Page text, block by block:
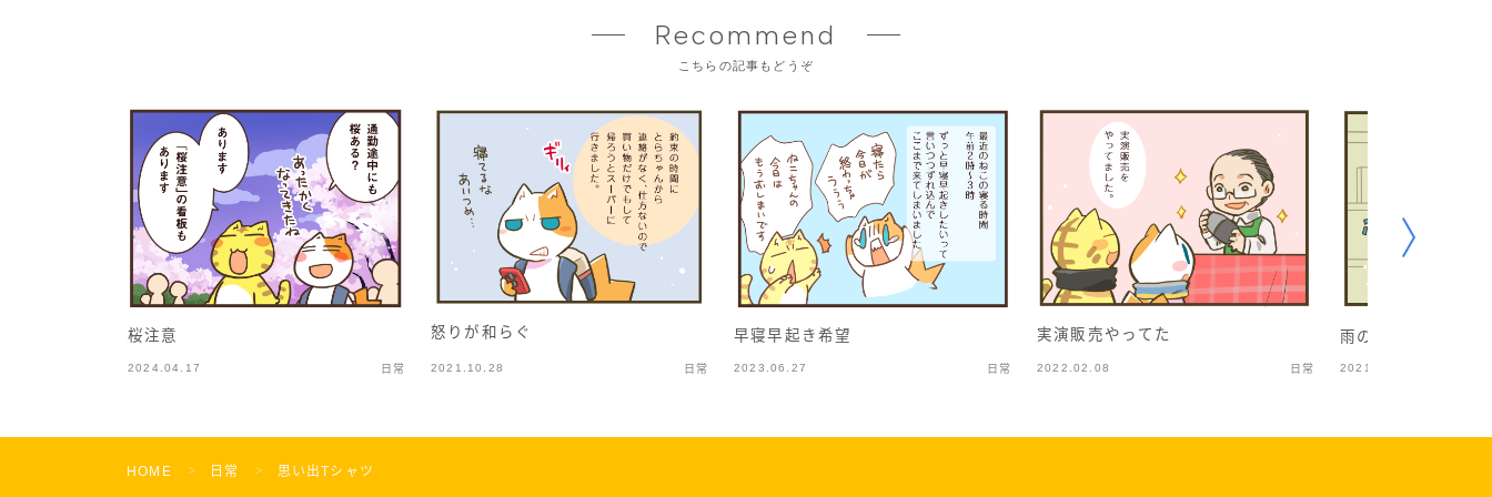
Recommend
こちらの記事もどうぞ
桜注意
2024.04.17 日常
怒りが和らぐ
2021.10.28 日常
早寝早起き希望
2023.06.27 日常
実演販売やってた
2022.02.08 日常
雨の季節
2021.07.05
HOME ＞ 日常 ＞ 思い出Tシャツ